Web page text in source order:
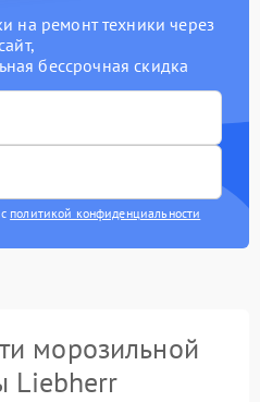
на ремонт техники через
бессрочная скидка
политикой конфиденциальности
морозильной
Liebherr